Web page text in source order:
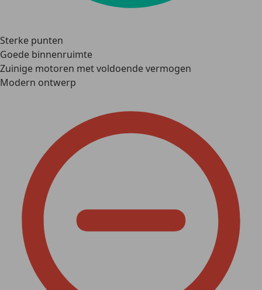
Sterke punten
Goede binnenruimte
Zuinige motoren met voldoende vermogen
Modern ontwerp